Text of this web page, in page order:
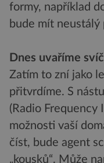
formy, například
bude mít
Dnes uvaříme
Zatím to zní jako
přitvrdíme. S
(Radio Frequency
možnosti vaší
číst, bude agent
„kousků“. Může